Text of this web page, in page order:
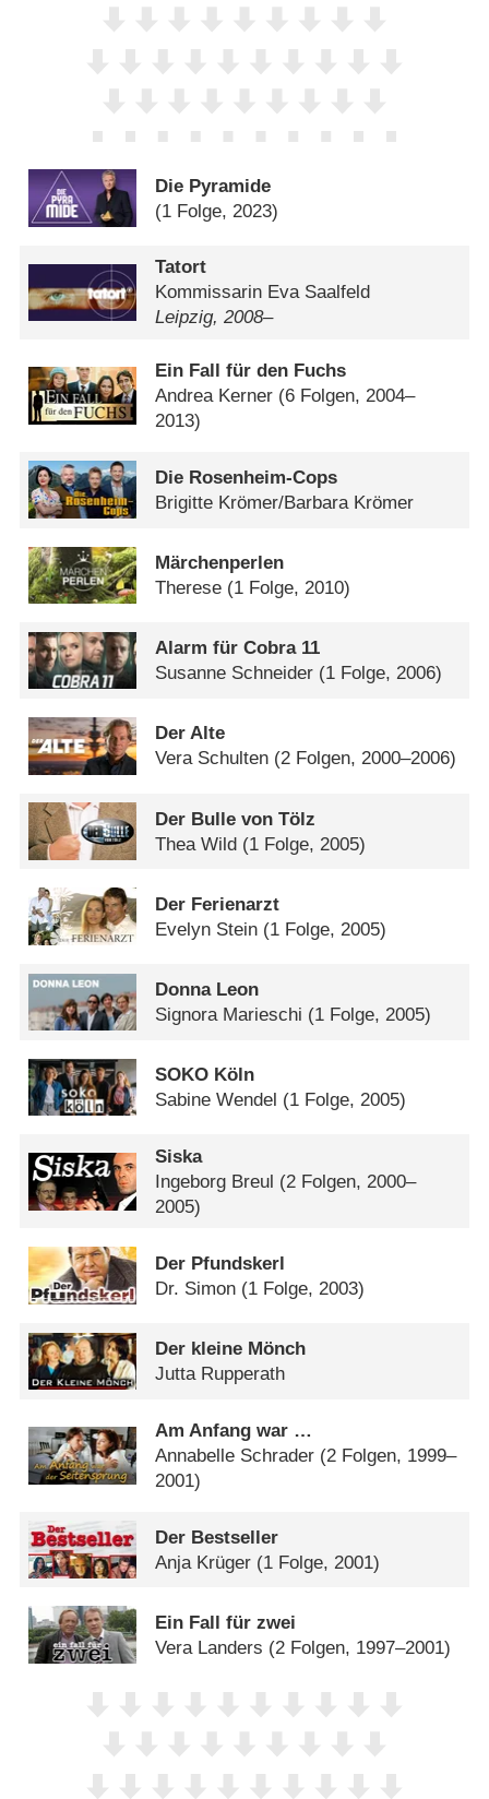
Die Pyramide
(1 Folge, 2023)
Tatort
Kommissarin Eva Saalfeld
Leipzig, 2008–
Ein Fall für den Fuchs
Andrea Kerner (6 Folgen, 2004–
2013)
Die Rosenheim-Cops
Brigitte Krömer/​Barbara Krömer
Märchenperlen
Therese (1 Folge, 2010)
Alarm für Cobra 11
Susanne Schneider (1 Folge, 2006)
Der Alte
Vera Schulten (2 Folgen, 2000–2006)
Der Bulle von Tölz
Thea Wild (1 Folge, 2005)
Der Ferienarzt
Evelyn Stein (1 Folge, 2005)
Donna Leon
Signora Marieschi (1 Folge, 2005)
SOKO Köln
Sabine Wendel (1 Folge, 2005)
Siska
Ingeborg Breul (2 Folgen, 2000–
2005)
Der Pfundskerl
Dr. Simon (1 Folge, 2003)
Der kleine Mönch
Jutta Rupperath
Am Anfang war …
Annabelle Schrader (2 Folgen, 1999–
2001)
Der Bestseller
Anja Krüger (1 Folge, 2001)
Ein Fall für zwei
Vera Landers (2 Folgen, 1997–2001)